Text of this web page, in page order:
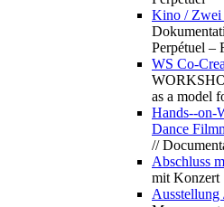
Kino / Zwei
Perpétuel –
WS Co-
as a model
Hands--on-
Dance
//
Abschluss
mit Konzert
Ausstellung